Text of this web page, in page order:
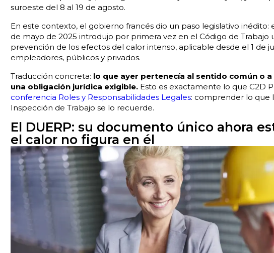
suroeste del 8 al 19 de agosto.
En este contexto, el gobierno francés dio un paso legislativo inédito:
de mayo de 2025 introdujo por primera vez en el Código de Trabajo
prevención de los efectos del calor intenso, aplicable desde el 1 de
empleadores, públicos y privados.
Traducción concreta: lo que ayer pertenecía al sentido común o
una obligación jurídica exigible. Esto es exactamente lo que C2D
conferencia Roles y Responsabilidades Legales: comprender lo que
Inspección de Trabajo se lo recuerde.
El DUERP: su documento único ahora
el calor no figura en él